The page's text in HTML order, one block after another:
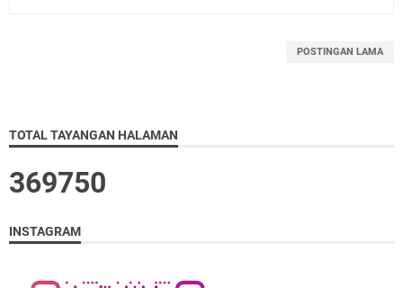
POSTINGAN LAMA
TOTAL TAYANGAN HALAMAN
369750
INSTAGRAM